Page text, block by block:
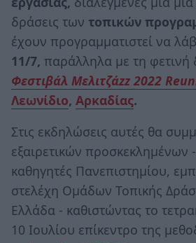
δράσεις των τοπικών
έχουν προγραμματιστεί να
11/7, παράλληλα με τη φετινή
Φεστιβάλ Μελιτζάzz 2022
Λεωνίδιο, Αρκαδίας.
Στις εκδηλώσεις αυτές θα
εξαιρετικών προσκεκλημένων -
καθηγητές Πανεπιστημίου,
στελέχη Ομάδων Τοπικής
Ελλάδα - καθιστώντας το
10 Ιουλίου επίκεντρο της